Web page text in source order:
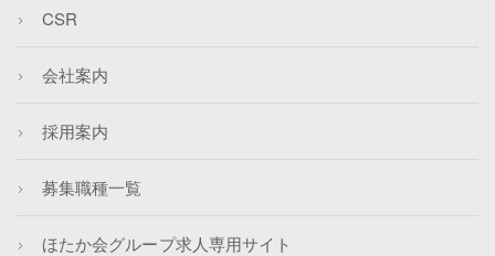
CSR
会社案内
採用案内
募集職種一覧
ほたか会グループ求人専用サイト